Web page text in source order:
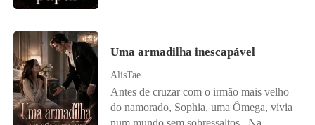
Grace desmoronou na noite em que
Embriagada, devastada e desesperada
para esquecer, ela entrou no quarto de
hotel errado e foi parar nos braços de
Uma armadilha inescapável
AlisTae
Antes de cruzar com o irmão mais velho
do namorado, Sophia, uma Ômega, vivia
num mundo sem sobressaltos. Na